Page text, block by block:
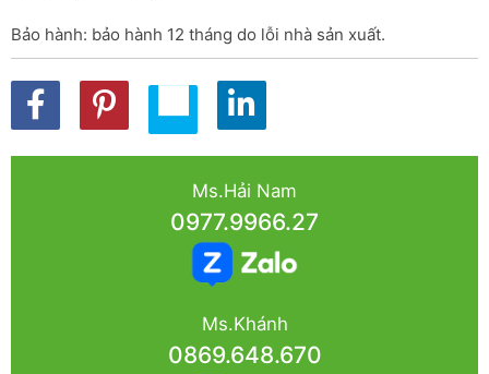
Bảo hành: bảo hành 12 tháng do lỗi nhà sản xuất.
Ms.Hải Nam
0977.9966.27
Ms.Khánh
0869.648.670